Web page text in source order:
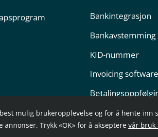
Bankintegrasjon
Bankavstemming
KID-nummer
Invoicing software
mulig brukeropplevelse og for å hente
Trykk «OK» for å akseptere vår bruk